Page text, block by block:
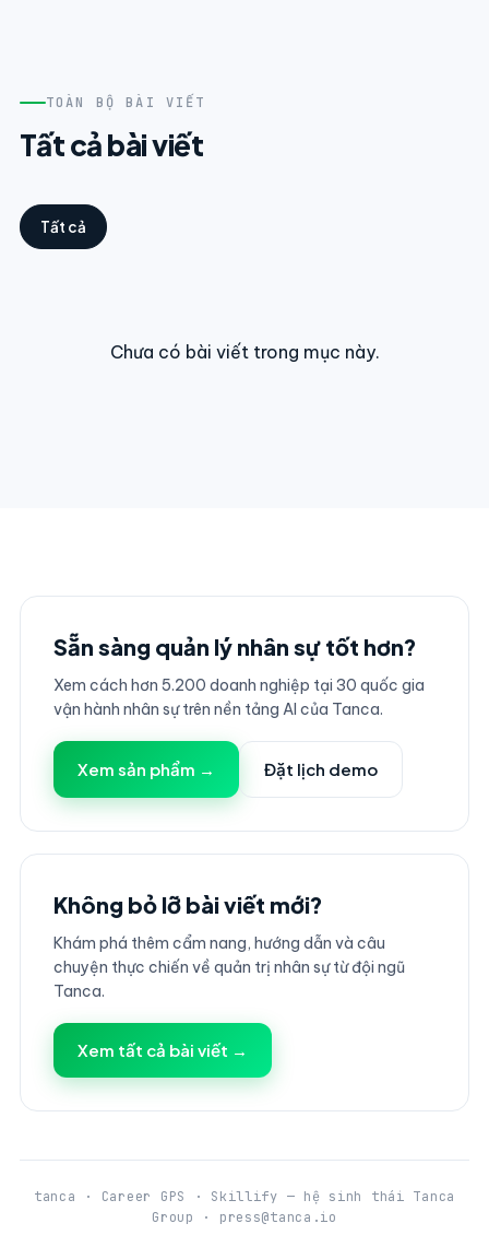
TOÀN BỘ BÀI VIẾT
Tất cả bài viết
Tất cả
Chưa có bài viết trong mục này.
Sẵn sàng quản lý nhân sự tốt hơn?
Xem cách hơn 5.200 doanh nghiệp tại 30 quốc gia
vận hành nhân sự trên nền tảng AI của Tanca.
Xem sản phẩm → Đặt lịch demo
Không bỏ lỡ bài viết mới?
Khám phá thêm cẩm nang, hướng dẫn và câu
chuyện thực chiến về quản trị nhân sự từ đội ngũ
Tanca.
Xem tất cả bài viết →
tanca · Career GPS · Skillify — hệ sinh thái Tanca
Group · press@tanca.io